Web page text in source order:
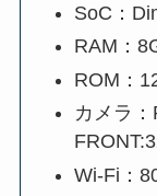
SoC：
RAM：
ROM：
カメラ
Wi-Fi：